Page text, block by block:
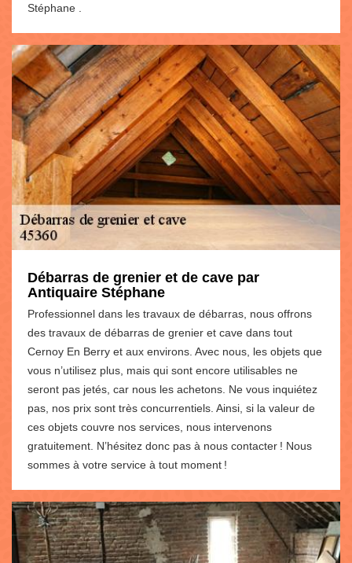
Stéphane .
Débarras de grenier et de cave par
Antiquaire Stéphane
Professionnel dans les travaux de débarras, nous offrons
des travaux de débarras de grenier et cave dans tout
Cernoy En Berry et aux environs. Avec nous, les objets que
vous n’utilisez plus, mais qui sont encore utilisables ne
seront pas jetés, car nous les achetons. Ne vous inquiétez
pas, nos prix sont très concurrentiels. Ainsi, si la valeur de
ces objets couvre nos services, nous intervenons
gratuitement. N’hésitez donc pas à nous contacter ! Nous
sommes à votre service à tout moment !